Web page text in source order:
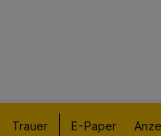
Trauer E-Paper